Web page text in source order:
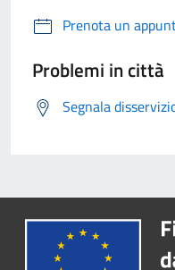
Prenota un
Problemi in città
Segnala